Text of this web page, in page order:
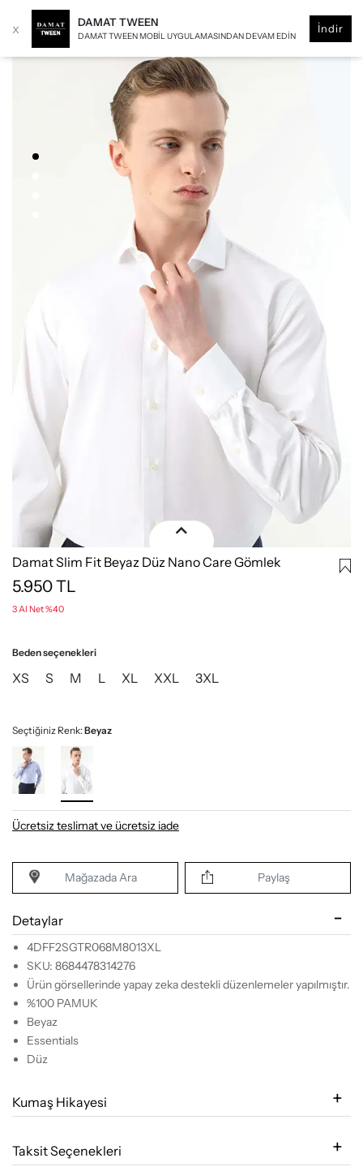
x DAMAT TWEEN
DAMAT TWEEN MOBIL UYGULAMASINDAN DEVAM EDIN
İndir
Damat Slim Fit Beyaz Düz Nano Care Gömlek
5.950TL
3 Al Net %40
Beden seçenekleri
XS S M L XL XXL 3XL
Seçtiğiniz Renk:Beyaz
Ücretsiz teslimat ve ücretsiz iade
Mağazada Ara Paylaş
Detaylar
4DFF2SGTR068M8013XL
SKU: 8684478314276
Ürün görsellerinde yapay zeka destekli düzenlemeler yapılmıştır.
%100 PAMUK
Beyaz
Essentials
Düz
Kumaş Hikayesi
Taksit Seçenekleri